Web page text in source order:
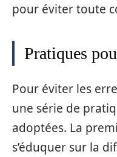
pour éviter toute
Pratiques
Pour éviter les
une série de
adoptées. La
s’éduquer sur la